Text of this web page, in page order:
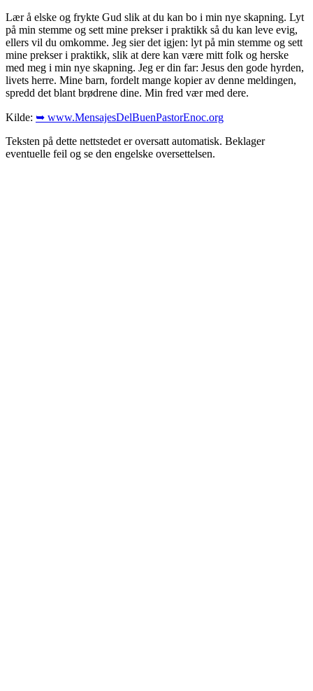
Lær å elske og frykte Gud slik at du kan bo i min nye skapning. Lyt
på min stemme og sett mine prekser i praktikk så du kan leve evig,
ellers vil du omkomme. Jeg sier det igjen: lyt på min stemme og sett
mine prekser i praktikk, slik at dere kan være mitt folk og herske
med meg i min nye skapning. Jeg er din far: Jesus den gode hyrden,
livets herre. Mine barn, fordelt mange kopier av denne meldingen,
spredd det blant brødrene dine. Min fred vær med dere.
Kilde: ➥ www.MensajesDelBuenPastorEnoc.org
Teksten på dette nettstedet er oversatt automatisk. Beklager
eventuelle feil og se den engelske oversettelsen.